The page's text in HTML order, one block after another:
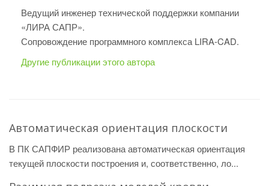
Ведущий инженер технической поддержки компании
«ЛИРА САПР».
Сопровождение программного комплекса LIRA-CAD.
Другие публикации этого автора
Автоматическая ориентация плоскости
В ПК САПФИР реализована автоматическая ориентация
текущей плоскости построения и, соответственно, ло...